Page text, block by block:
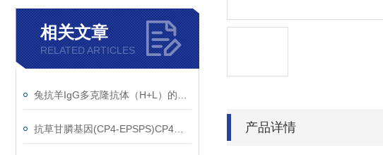
相关文章
RELATED ARTICLES
产品详情